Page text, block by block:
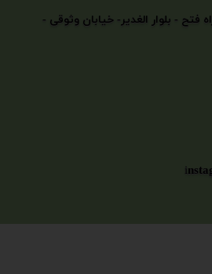
5 بزرگراه فتح - بلوار الغدیر- خیابان وثوقی -
i